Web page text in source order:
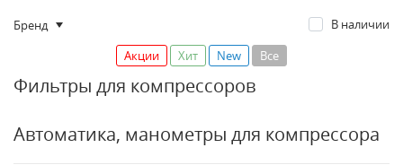
Бренд
Акции
Хит New Все
В наличии
Фильтры для компрессоров
Автоматика, манометры для компрессора